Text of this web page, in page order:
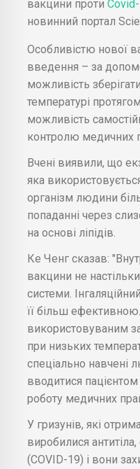
вакцини проти
новинний портал
Особливістю нової
введення – за
можливість
температурі
можливість
контролю медичних
Вчені виявили, що
яка
організм людини
попаданні через
на основі ліпідів.
Ке Ченг сказав:
вакцини не
системи.
її більш
використовуваним
при низьких
спеціально
вводитися
роботу медичних
У гризунів, які
виробилися
(COVID-19) і вони